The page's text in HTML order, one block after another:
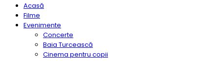
Acasă
Filme
Evenimente
Concerte
Baia Turcească
Cinema pentru copii